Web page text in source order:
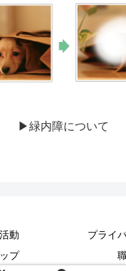
▶緑内障について
動
プライ
プ